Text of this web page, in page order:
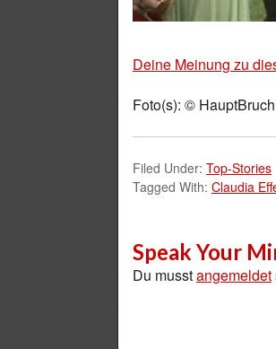
Deine Meinung zu
Foto(s): ©
Filed Under: Top-Stories
Tagged With: Claudia
Speak Your
Du musstangemeldet